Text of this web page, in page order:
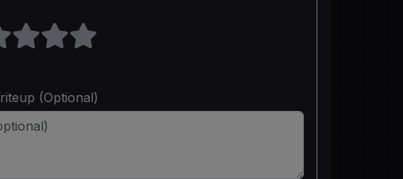
(Optional)